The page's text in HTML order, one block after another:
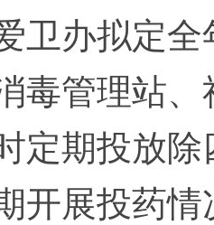
卫办拟定全
毒管理站
定期投放除
开展投药情